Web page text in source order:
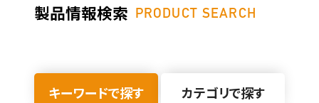
製品情報検索 PRODUCT SEARCH
キーワードで探す カテゴリで探す